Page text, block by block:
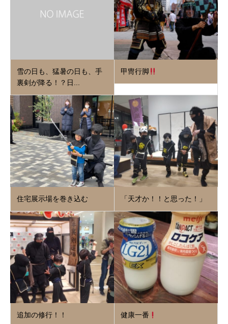
雪の日も、猛暑の日も、手
裏剣が降る！？日...
甲冑行脚
住宅展示場を巻き込む 「天才か！！と思った！」
追加の修行！！ 健康一番